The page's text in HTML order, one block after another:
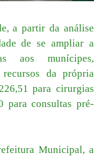
a partir da análise
de se ampliar a
aos munícipes,
da própria
para cirurgias
para consultas pré-
Municipal, a